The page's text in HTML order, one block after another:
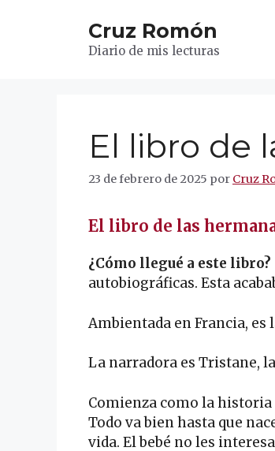
Cruz Romón
Diario de mis lecturas
El libro de
23 de febrero de 2025 por Cruz
El libro de las
¿Cómo llegué a este libro?
autobiográficas. Esta
Ambientada en Francia,
La narradora es Tristane,
Comienza como la historia
Todo va bien hasta que
vida. El bebé no les